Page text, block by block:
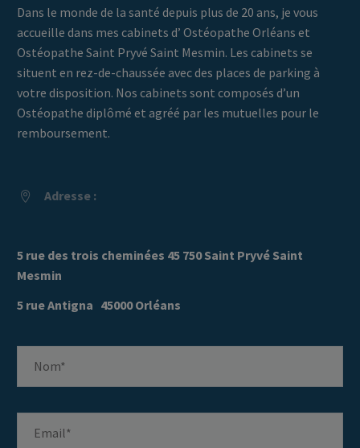
Dans le monde de la santé depuis plus de 20 ans, je vous
accueille dans mes cabinets d’ Ostéopathe Orléans et
Ostéopathe Saint Pryvé Saint Mesmin. Les cabinets se
situent en rez-de-chaussée avec des places de parking à
votre disposition. Nos cabinets sont composés d’un
Ostéopathe diplômé et agréé par les mutuelles pour le
remboursement.

 Adresse :
5 rue des trois cheminées 45 750 Saint Pryvé Saint
Mesmin
5 rue Antigna 45000 Orléans